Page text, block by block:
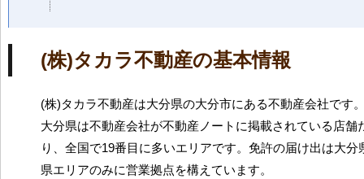
(株)タカラ不動産の基本情報
(株)タカラ不動産は大分県の大分市にある不動産会社です
大分県は不動産会社が不動産ノートに掲載されている店舗
り、全国で19番目に多いエリアです。免許の届け出は大分
県エリアのみに営業拠点を構えています。